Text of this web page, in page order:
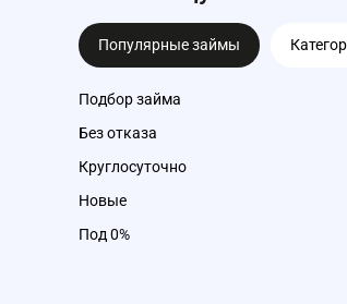
Популярные займы
Подбор займа
Без отказа
Круглосуточно
Новые
Под 0%